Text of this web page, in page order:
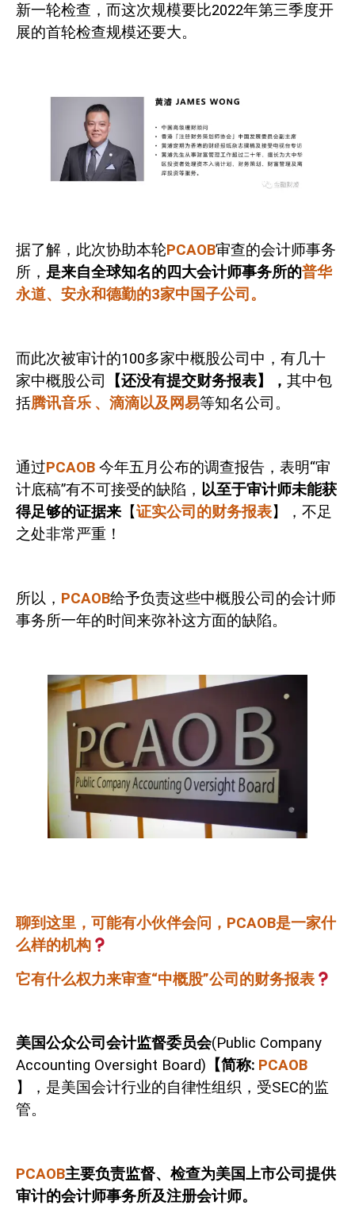
新一轮检查，而这次规模要比2022年第三季度开
展的首轮检查规模还要大。
据了解，此次协助本轮PCAOB审查的会计师事务
所， 是来自全球知名的四大会计师事务所的普华
永道、安永和德勤的3家中国子公司。
而此次被审计的100多家中概股公司中，有几十
家中概股公司
【还没有提交财务报表】， 其中包
括腾讯音乐 、滴滴以及网易等知名公司。
通过PCAOB 今年五月公布的调查报告，表明“审
计底稿”有不可接受的缺陷， 以至于审计师未能获
得足够的证据来 【证实公司的财务报表】，不足
之处非常严重！
所以， PCAOB给予负责这些中概股公司的会计师
事务所一年的时间来弥补这方面的缺陷。
聊到这里，可能有小伙伴会问， PCAOB是一家什
么样的机构
它有什么权力来审查“中概股”公司的财务报表
美国公众公司会计监督委员会(Public Company
Accounting Oversight Board) 【简称: PCAOB
】，是美国会计行业的自律性组织，受SEC的监
管。
PCAOB主要负责监督、检查为美国上市公司提供
审计的会计师事务所及注册会计师。